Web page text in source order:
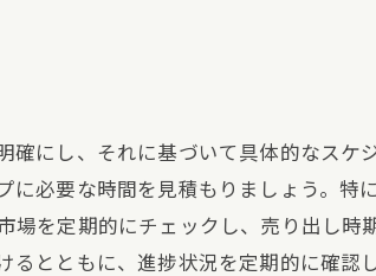
にし、それに基づいて具体的なスケ
に必要な時間を見積もりましょう。特
場を定期的にチェックし、売り出し時
るとともに、進捗状況を定期的に確認